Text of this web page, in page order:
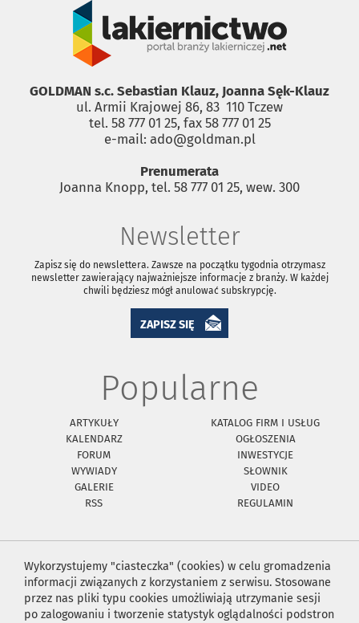
GOLDMAN s.c. Sebastian Klauz, Joanna Sęk-Klauz
ul. Armii Krajowej 86, 83 ­ 110 Tczew
tel. 58 777 01 25, fax 58 777 01 25
e-mail: ado@goldman.pl
Prenumerata
Joanna Knopp, tel. 58 777 01 25, wew. 300
Newsletter
Zapisz się do newslettera. Zawsze na początku tygodnia otrzymasz
newsletter zawierający najważniejsze informacje z branży. W każdej
chwili będziesz mógł anulować subskrypcję.
ZAPISZ SIĘ
Popularne
ARTYKUŁY
KATALOG FIRM I USŁUG
KALENDARZ
OGŁOSZENIA
FORUM
INWESTYCJE
WYWIADY
SŁOWNIK
GALERIE
VIDEO
RSS
REGULAMIN
Wykorzystujemy "ciasteczka" (cookies) w celu gromadzenia
informacji związanych z korzystaniem z serwisu. Stosowane
przez nas pliki typu cookies umożliwiają utrzymanie sesji
po zalogowaniu i tworzenie statystyk oglądalności podstron